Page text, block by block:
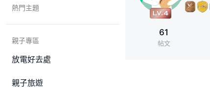
熱門主題
親子專區
放電好去處
親子旅遊
61
帖文